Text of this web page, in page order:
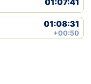
01:08:31
+00:50